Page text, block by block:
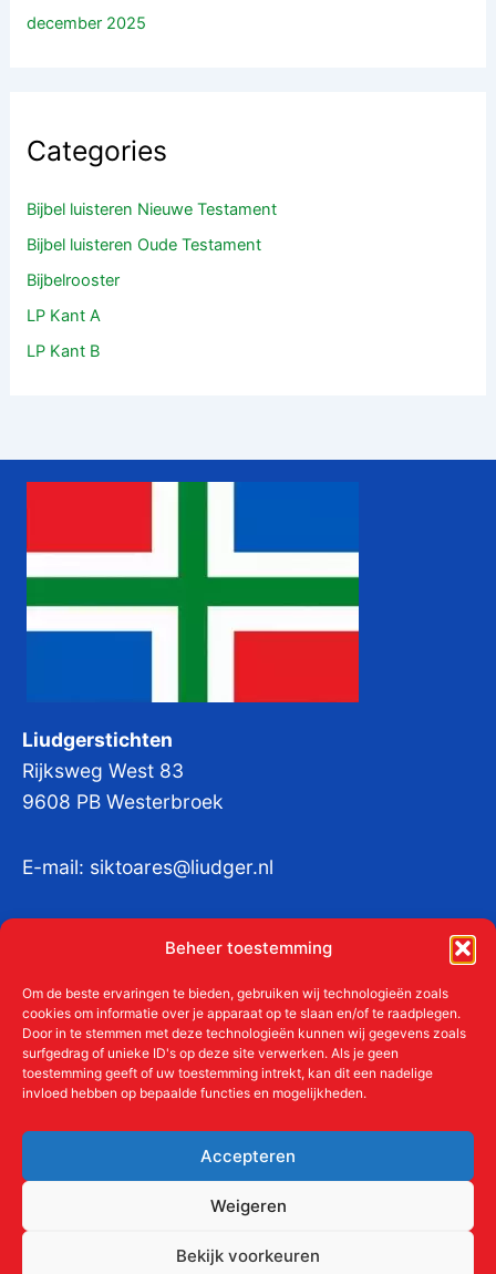
Beheer toestemming
Om de beste ervaringen te bieden, gebruiken wij technologieën zoals
cookies om informatie over je apparaat op te slaan en/of te raadplegen.
Door in te stemmen met deze technologieën kunnen wij gegevens zoals
surfgedrag of unieke ID's op deze site verwerken. Als je geen
toestemming geeft of uw toestemming intrekt, kan dit een nadelige
invloed hebben op bepaalde functies en mogelijkheden.
Accepteren
Weigeren
Bekijk voorkeuren
december 2025
Categories
Bijbel luisteren Nieuwe Testament
Bijbel luisteren Oude Testament
Bijbelrooster
LP Kant A
LP Kant B
Liudgerstichten
Rijksweg West 83
9608 PB Westerbroek
E-mail: siktoares@liudger.nl
KvKnr:41011712
Meer over de Liudgerstichten
Aanmelden als donateur
ANBI
Contact